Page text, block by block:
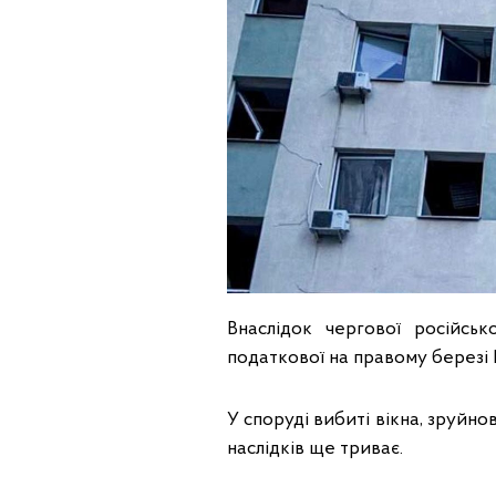
Внаслідок чергової
податкової на правому
У споруді вибиті вікна,
наслідків ще триває.